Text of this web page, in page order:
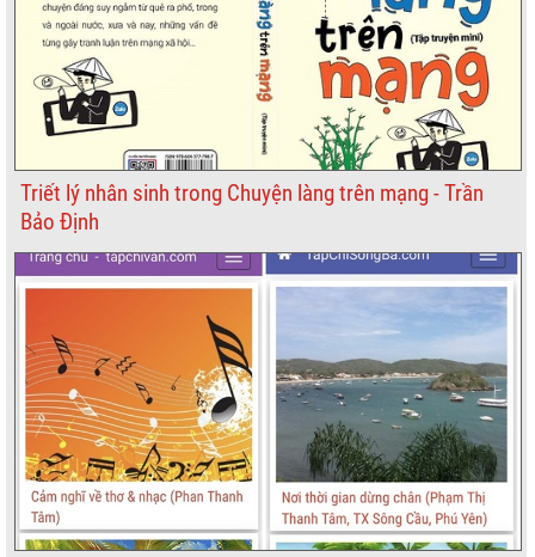
Triết lý nhân sinh trong Chuyện làng trên mạng - Trần
Bảo Định